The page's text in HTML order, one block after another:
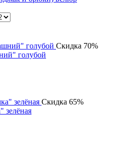
Скидка 70%
голубой
Скидка 65%
зелёная